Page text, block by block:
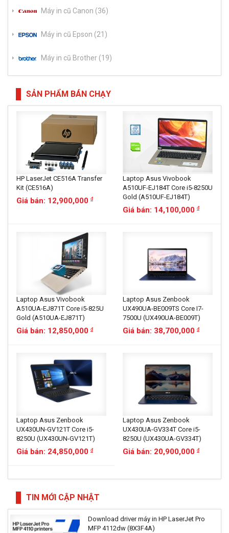
Máy in cũ Canon (36)
Máy in cũ Epson (21)
Máy in cũ Brother (19)
SẢN PHẨM BÁN CHẠY
HP LaserJet CE516A Transfer
Kit (CE516A)
Giá bán: 12,900,000 đ
Laptop Asus Vivobook
A510UF-EJ184T Core i5-8250U
Gold (A510UF-EJ184T)
Giá bán: 14,100,000 đ
Laptop Asus Vivobook
A510UA-EJ871T Core i5-825U
Gold (A510UA-EJ871T)
Giá bán: 12,850,000 đ
Laptop Asus Zenbook
UX490UA-BE009TS Core I7-
7500U (UX490UA-BE009T)
Giá bán: 38,700,000 đ
Laptop Asus Zenbook
UX430UN-GV121T Core i5-
8250U (UX430UN-GV121T)
Giá bán: 24,850,000 đ
Laptop Asus Zenbook
UX430UA-GV334T Core i5-
8250U (UX430UA-GV334T)
Giá bán: 20,900,000 đ
TIN MỚI CẬP NHẬT
Download driver máy in HP LaserJet Pro
MFP 4112dw (8X3F4A)